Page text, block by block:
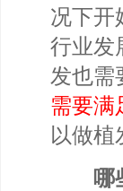
况下开
行业发
发也需
需要满
以做植
哪些